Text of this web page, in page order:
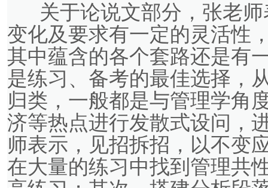
关于论说文部分，张老师
变化及要求有一定的灵活性
其中蕴含的各个套路还是有
是练习、备考的最佳选择，
归类，一般都是与管理学角
济等热点进行发散式设问，
师表示，见招拆招，以不变
在大量的练习中找到管理共